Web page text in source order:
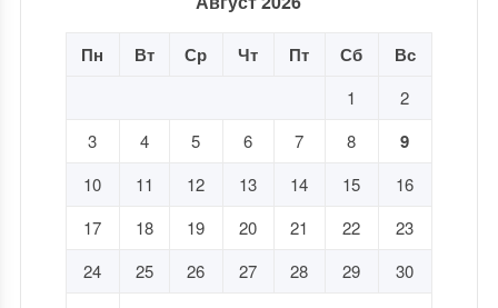
Пн Вт Ср Чт Пт Сб Вс
1
2
3
4 5 6 7 8 9
10 11 12 13 14 15
16
17
18 19 20 21 22
23
24
25 26 27 28 29
30